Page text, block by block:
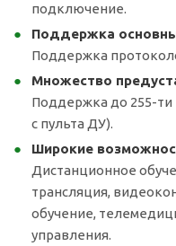
подключение.
Поддержка
Поддержка
Множество
Поддержка до 255-ти
с пульта ДУ).
Широкие
Дистанционное
трансляция,
обучение,
управления.